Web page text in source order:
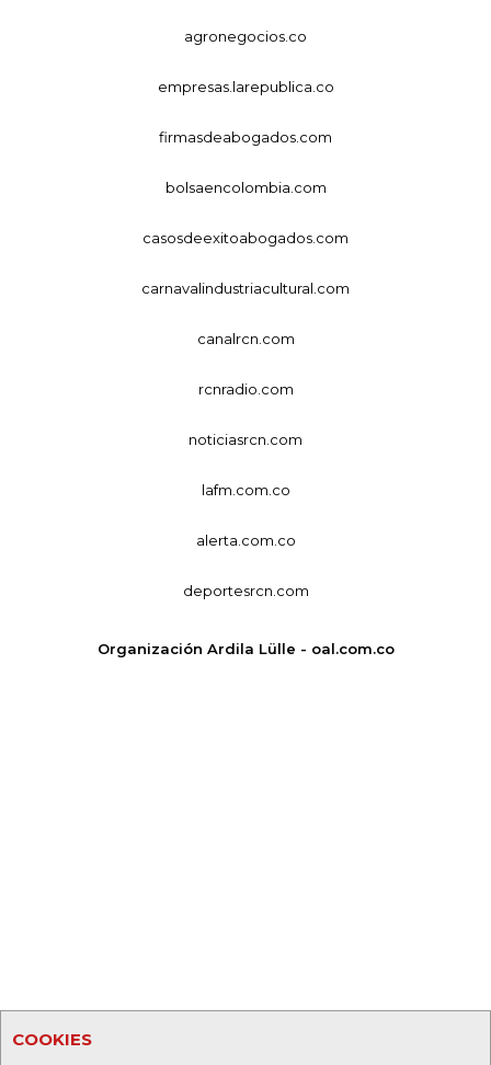
COOKIES
agronegocios.co
empresas.larepublica.co
firmasdeabogados.com
bolsaencolombia.com
casosdeexitoabogados.com
carnavalindustriacultural.com
canalrcn.com
rcnradio.com
noticiasrcn.com
lafm.com.co
alerta.com.co
deportesrcn.com
Organización Ardila Lülle - oal.com.co